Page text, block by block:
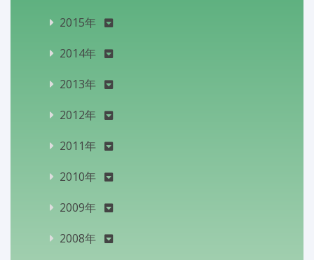
2015年
2014年
2013年
2012年
2011年
2010年
2009年
2008年